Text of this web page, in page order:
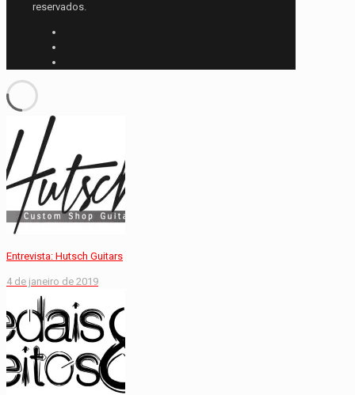
reservados.
Entrevista: Hutsch Guitars
4 de janeiro de 2019